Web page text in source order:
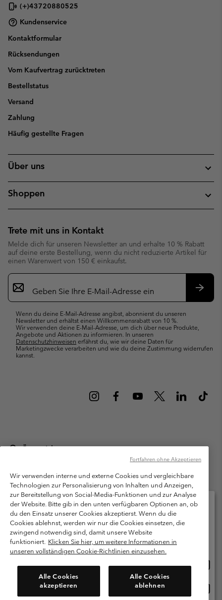
(+)43720880525
Kundenservice
Kontaktformular
Rücksendungen
Vom Kaufvertrag zurücktreten
Bestellstatus
Versand
Zahlung
Häufig gestellte Fragen
Über uns
Shoppen
Trete mit uns in Kontakt
Melde dich für unseren Newsletter an und erhalte 10 % Rabatt
auf deine erste Bestellung, wenn du nicht reduzierte Artikel für
einen Warenwert von 150 € einkaufst.
Newsletter-
Anmeldung
Wenn du deine E-Mail-Adresse angibst, abonnierst du unseren
Newsletter und erhältst einen Willkommensrabatt von 10 %.
Wir verwenden deine E-Mail-Adresse, um dich über neue Produkte,
Angebote und Aktionen zu informieren. In unseren
Datenschutzhinweisen erfährst du, wie wir deine Daten für
Marketingzwecke verarbeiten und wie du deine Zustimmung widerrufen
kannst.
Österreich
Columbia Sportswear Austria GmbH. Moosfeldstraße 1, 5101
Bergheim, Salzburg Österreich. Alle Rechte vorbehalten.
Nutzungsbedingungen
Allgemeine Verkaufsbedingungen
Garantie
Datenschutzerklärung
Bestimmungen und Bedingungen des Mitglieder Programms
Nutzungsbedingungen Für Nutzergenerierte Inhalte
Cookies
Kundenservice: Mo- Fr. 9:00 - 13:00 & 14:00- 18:00 Uhr
(+)43720880525
Wir verwenden interne und externe Cookies und vergleichbare
Technologien zur Personalisierung von Inhalten und Anzeigen,
zur Bereitstellung von Social-Media-Funktionen und zur Analyse
der Website. Bitte gib in den unten verfügbaren Optionen an, ob
du den Einsatz unserer Cookies akzeptierst. Wenn du die
Cookies ablehnst, werden wir nur die Cookies einsetzen, die
zwingend notwendig sind, damit unsere Website
funktioniert. Klicken Sie hier, um weitere Informationen in
unseren vollständigen Cookie-Richtlinien einzusehen.
Alle Cookies
akzeptieren
Alle Cookies
ablehnen
Fortfahren ohne Akzeptieren
Bitte wählen Sie Ihr Lieferland und Ihre Sprache
Online-Einkauf verfügbar
Österreich